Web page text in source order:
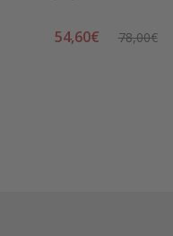
54,60€ 78,00€